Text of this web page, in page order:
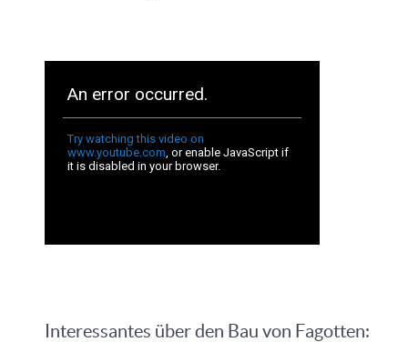
Interessantes über den Bau von Fagotten: